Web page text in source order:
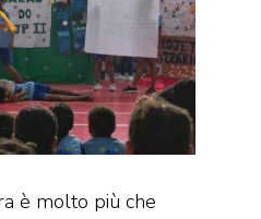
è molto più che